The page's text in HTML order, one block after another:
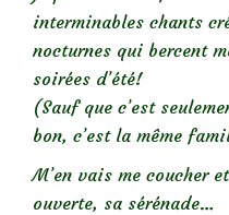
interminables chants
nocturnes qui bercent
soirées d’été!
(Sauf que c’est
bon, c’est la même
M’en vais me coucher
ouverte, sa sérénade…